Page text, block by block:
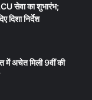
सेवा का शुभारंभ;
दिशा निर्देश
में अचेत मिली 9वीं की